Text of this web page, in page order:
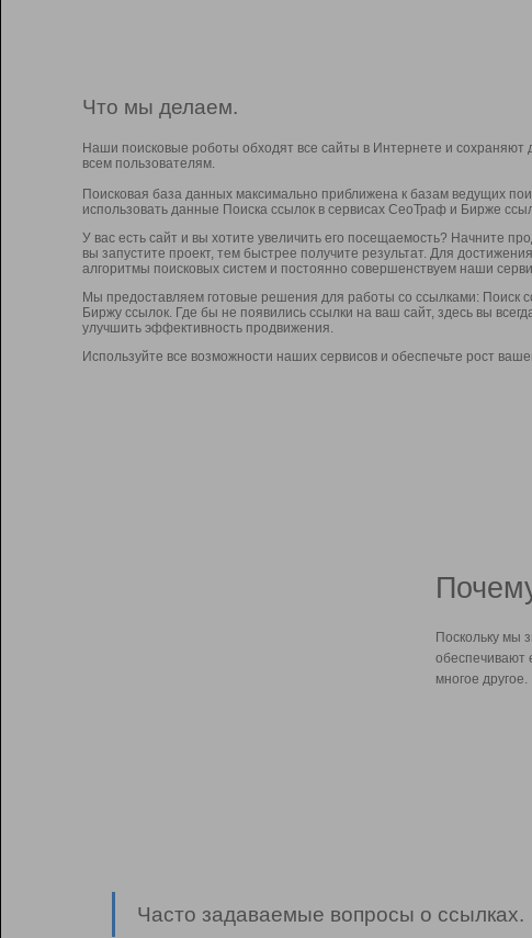
Что мы делаем.
Наши поисковые роботы обходят все сайты в Интернете и
всем пользователям.
Поисковая база данных максимально приближена к базам ведущих
использовать данные Поиска ссылок в сервисах СеоТраф и Бирже
У вас есть сайт и вы хотите увеличить его посещаемость? Начните
вы запустите проект, тем быстрее получите результат. Для
алгоритмы поисковых систем и постоянно совершенствуем наши
Мы предоставляем готовые решения для работы со ссылками: Поиск
Биржу ссылок. Где бы не появились ссылки на ваш сайт, здесь вы
улучшить эффективность продвижения.
Используйте все возможности наших сервисов и обеспечьте рост
Поскольку мы
обеспечивают
многое другое.
Часто задаваемые вопросы о ссылках.